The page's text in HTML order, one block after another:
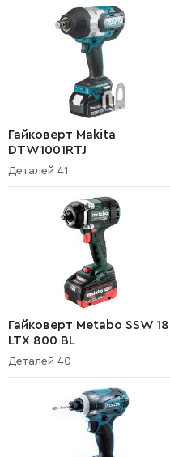
Гайковерт Makita
DTW1001RTJ
Деталей 41
Гайковерт Metabo SSW 18
LTX 800 BL
Деталей 40